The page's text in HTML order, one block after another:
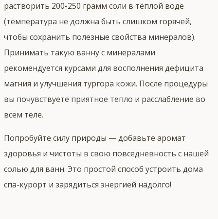
растворить 200-250 грамм соли в тёплой воде
(температура не должна быть слишком горячей,
чтобы сохранить полезные свойства минералов).
Принимать такую ванну с минералами
рекомендуется курсами для восполнения дефицита
магния и улучшения тургора кожи. После процедуры
вы почувствуете приятное тепло и расслабление во
всём теле.
Попробуйте силу природы — добавьте аромат
здоровья и чистоты в свою повседневность с нашей
солью для ванн. Это простой способ устроить дома
спа-курорт и зарядиться энергией надолго!